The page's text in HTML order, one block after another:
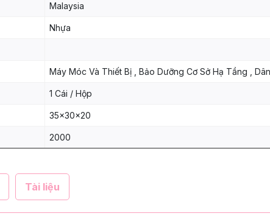
Malaysia
Nhựa
Máy Móc Và Thiết Bị , Bảo Dưỡng Cơ Sở Hạ Tầng ,
1 Cái / Hộp
35x30x20
2000
Tài liệu